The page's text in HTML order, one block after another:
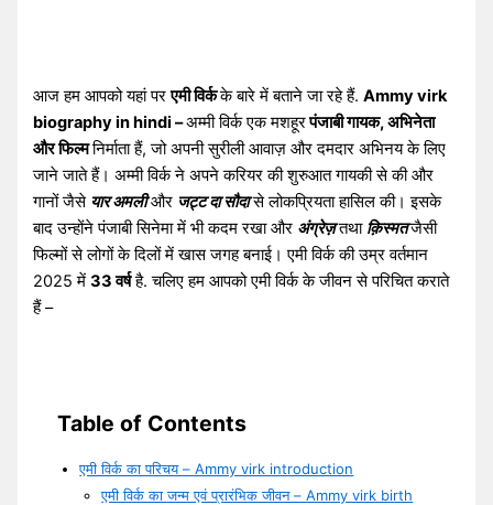
आज हम आपको यहां परएमी विर्कके बारे में बताने जा रहे हैं.Ammy virk
biography in hindi –अम्मी विर्क एक मशहूरपंजाबी गायक, अभिनेता
और फिल्मनिर्माता हैं, जो अपनी सुरीली आवाज़ और दमदार अभिनय के लिए
जाने जाते हैं। अम्मी विर्क ने अपने करियर की शुरुआत गायकी से की और
गानों जैसे यार अमलीऔर जट्ट दा सौदासे लोकप्रियता हासिल की। इसके
बाद उन्होंने पंजाबी सिनेमा में भी कदम रखा और अंग्रेज़तथा क़िस्मतजैसी
फिल्मों से लोगों के दिलों में खास जगह बनाई। एमी विर्क की उम्र वर्तमान
2025 में33 वर्षहै. चलिए हम आपको एमी विर्क के जीवन से परिचित कराते
हैं –
Table of Contents
एमी विर्क का परिचय – Ammy virk introduction
एमी विर्क का जन्म एवं प्रारंभिक जीवन – Ammy virk birth